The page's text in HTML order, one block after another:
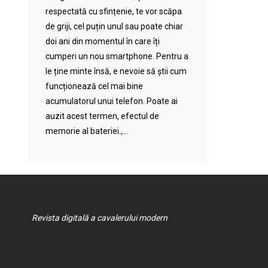
respectată cu sfințenie, te vor scăpa
de griji, cel puțin unul sau poate chiar
doi ani din momentul în care îți
cumperi un nou smartphone. Pentru a
le ține minte însă, e nevoie să știi cum
funcționează cel mai bine
acumulatorul unui telefon. Poate ai
auzit acest termen, efectul de
memorie al bateriei.,...
Revista digitală a cavalerului modern